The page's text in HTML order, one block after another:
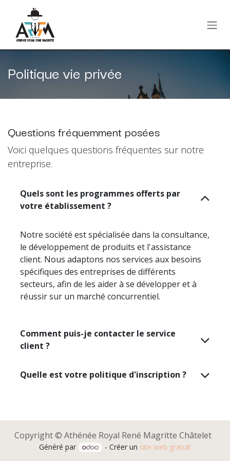
Se rendre au contenu
Politique vie privée
Questions fréquemment posées
Voici quelques questions fréquentes sur notre
entreprise.
Quels sont les programmes offerts par
votre établissement ?
Notre société est spécialisée dans la consultance,
le développement de produits et l'assistance
client. Nous adaptons nos services aux besoins
spécifiques des entreprises de différents
secteurs, afin de les aider à se développer et à
réussir sur un marché concurrentiel.
Comment puis-je contacter le service
client ?
Quelle est votre politique d'inscription ?
Copyright © Athénée Royal René Magritte Châtelet
Généré par - Créer un site web gratuit